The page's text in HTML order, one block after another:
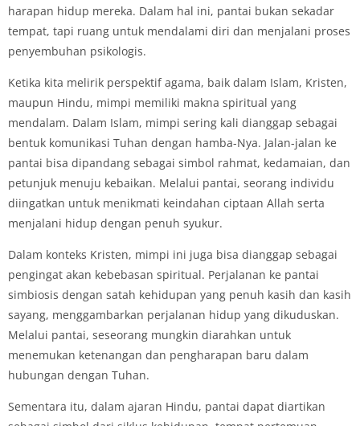
harapan hidup mereka. Dalam hal ini, pantai bukan sekadar
tempat, tapi ruang untuk mendalami diri dan menjalani proses
penyembuhan psikologis.
Ketika kita melirik perspektif agama, baik dalam Islam, Kristen,
maupun Hindu, mimpi memiliki makna spiritual yang
mendalam. Dalam Islam, mimpi sering kali dianggap sebagai
bentuk komunikasi Tuhan dengan hamba-Nya. Jalan-jalan ke
pantai bisa dipandang sebagai simbol rahmat, kedamaian, dan
petunjuk menuju kebaikan. Melalui pantai, seorang individu
diingatkan untuk menikmati keindahan ciptaan Allah serta
menjalani hidup dengan penuh syukur.
Dalam konteks Kristen, mimpi ini juga bisa dianggap sebagai
pengingat akan kebebasan spiritual. Perjalanan ke pantai
simbiosis dengan satah kehidupan yang penuh kasih dan kasih
sayang, menggambarkan perjalanan hidup yang dikuduskan.
Melalui pantai, seseorang mungkin diarahkan untuk
menemukan ketenangan dan pengharapan baru dalam
hubungan dengan Tuhan.
Sementara itu, dalam ajaran Hindu, pantai dapat diartikan